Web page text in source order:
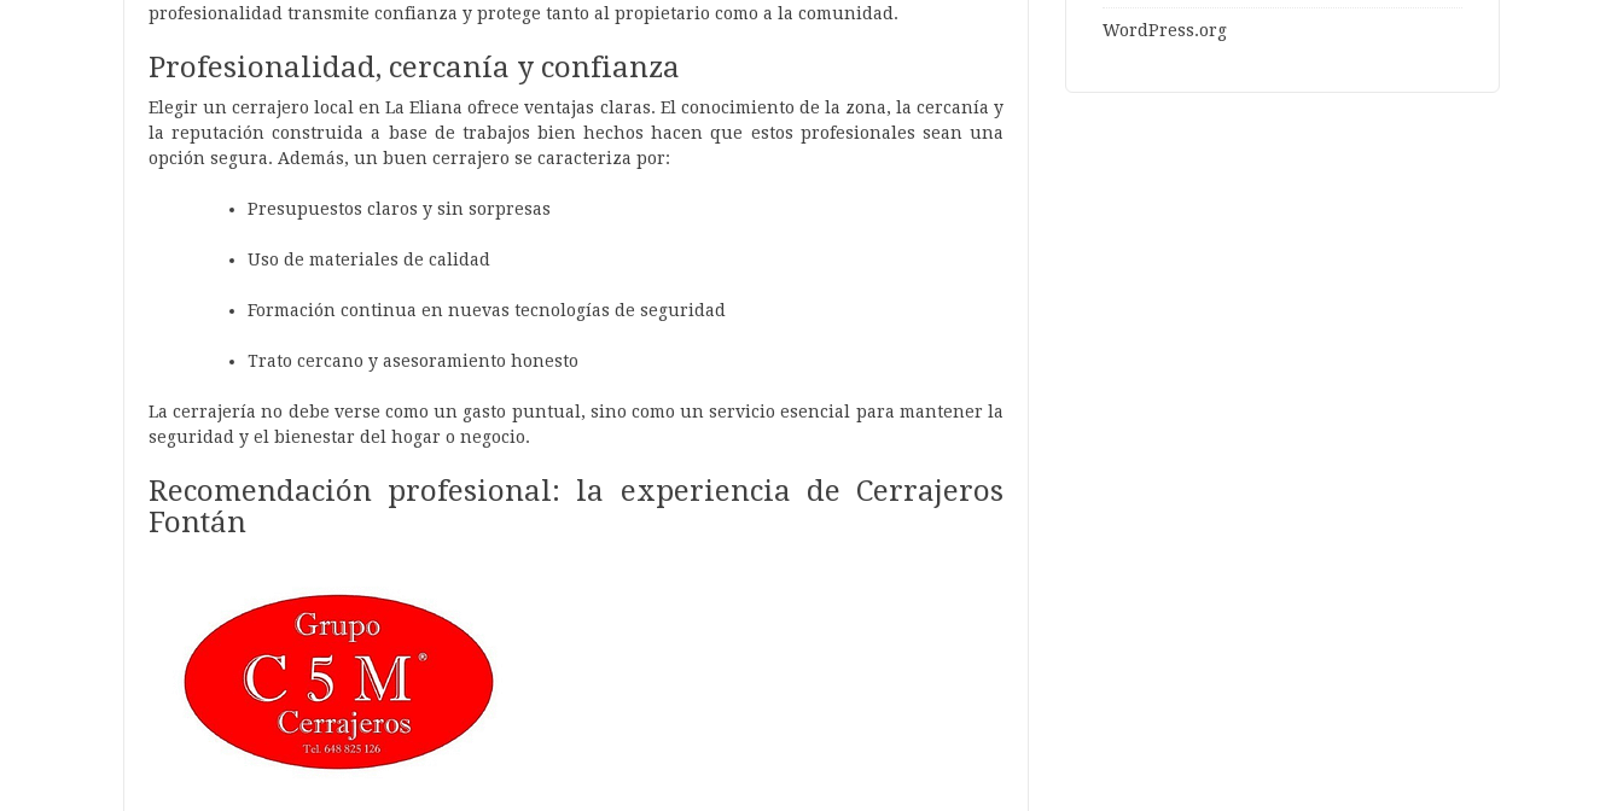
profesionalidad transmite confianza y protege tanto al propietario como a la comunidad.
Profesionalidad, cercanía y confianza
Elegir un cerrajero local en La Eliana ofrece ventajas claras. El conocimiento de la zona, la cercanía y
la reputación construida a base de trabajos bien hechos hacen que estos profesionales sean una
opción segura. Además, un buen cerrajero se caracteriza por:
Presupuestos claros y sin sorpresas
Uso de materiales de calidad
Formación continua en nuevas tecnologías de seguridad
Trato cercano y asesoramiento honesto
La cerrajería no debe verse como un gasto puntual, sino como un servicio esencial para mantener la
seguridad y el bienestar del hogar o negocio.
Recomendación profesional: la experiencia de Cerrajeros
Fontán
WordPress.org